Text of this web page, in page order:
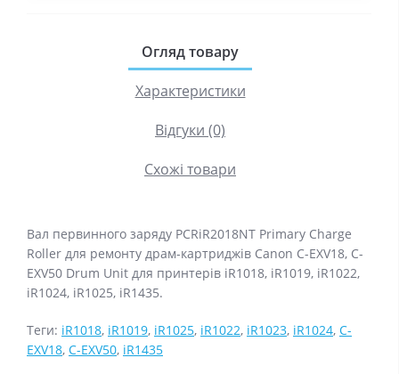
Огляд товару
Характеристики
Відгуки (0)
Схожі товари
Вал первинного заряду PCRiR2018NT Primary Charge
Roller для ремонту драм-картриджів Canon C-EXV18, C-
EXV50 Drum Unit для принтерів iR1018, iR1019, iR1022,
iR1024, iR1025, iR1435.
Теги: iR1018, iR1019, iR1025, iR1022, iR1023, iR1024, C-
EXV18, C-EXV50, iR1435